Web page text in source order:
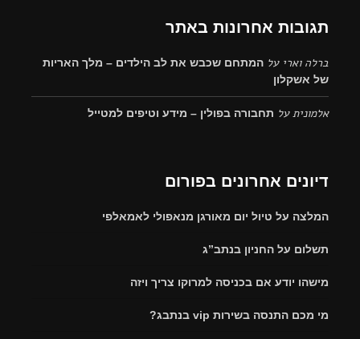
תגובות אחרונות באתר
ברלה וארי על המתחם שכבש את לב הילדים – מלך האריות
של אשקלון
אלמוניתעל תחבורה בפולין – מידע וטיפים למטייל
דיונים אחרונים בפורום
המלצה על טיול יום מאורגן מנאפולי לאמאלפי
תשלום על החניון בנתב”ג
מישהו יודע אם בכניסה למרוקו צריך ויזה
מי מכם התנסה בשירות vip בנתבג?